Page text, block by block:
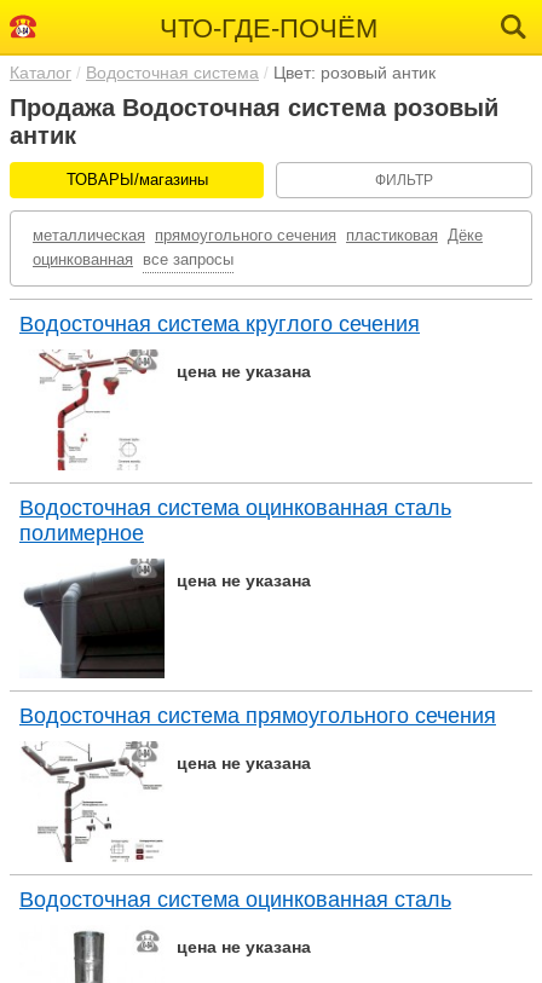
ЧТО-ГДЕ-ПОЧЁМ
Каталог Водосточная система Цвет: розовый антик
Продажа Водосточная система розовый
антик
ТОВАРЫ/магазины ФИЛЬТР
металлическая прямоугольного сечения пластиковая Дёке
оцинкованная
все запросы
Водосточная система круглого сечения
цена не указана
Водосточная система оцинкованная сталь
полимерное
цена не указана
Водосточная система прямоугольного сечения
цена не указана
Водосточная система оцинкованная сталь
цена не указана